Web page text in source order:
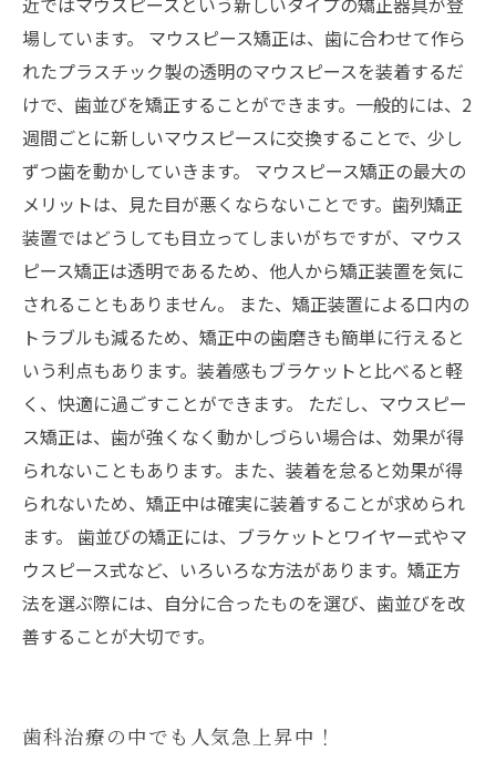
場しています。 マウスピース矯正は、歯に合わせて作ら
れたプラスチック製の透明のマウスピースを装着するだ
けで、歯並びを矯正することができます。一般的には、2
週間ごとに新しいマウスピースに交換することで、少し
ずつ歯を動かしていきます。 マウスピース矯正の最大の
メリットは、見た目が悪くならないことです。歯列矯正
装置ではどうしても目立ってしまいがちですが、マウス
ピース矯正は透明であるため、他人から矯正装置を気に
されることもありません。 また、矯正装置による口内の
トラブルも減るため、矯正中の歯磨きも簡単に行えると
いう利点もあります。装着感もブラケットと比べると軽
く、快適に過ごすことができます。 ただし、マウスピー
ス矯正は、歯が強くなく動かしづらい場合は、効果が得
られないこともあります。また、装着を怠ると効果が得
られないため、矯正中は確実に装着することが求められ
ます。 歯並びの矯正には、ブラケットとワイヤー式やマ
ウスピース式など、いろいろな方法があります。矯正方
法を選ぶ際には、自分に合ったものを選び、歯並びを改
善することが大切です。
歯科治療の中でも人気急上昇中！